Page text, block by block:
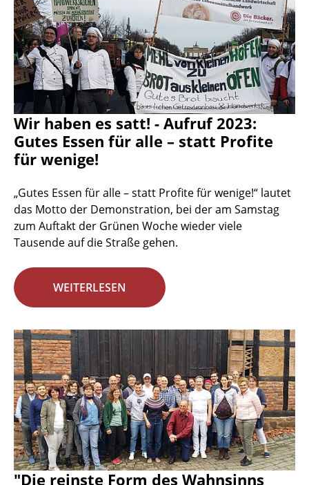
Wir haben es satt! - Aufruf 2023:
Gutes Essen für alle – statt Profite
für wenige!
„Gutes Essen für alle – statt Profite für wenige!“ lautet
das Motto der Demonstration, bei der am Samstag
zum Auftakt der Grünen Woche wieder viele
Tausende auf die Straße gehen.
WEITERLESEN
"Die reinste Form des Wahnsinns